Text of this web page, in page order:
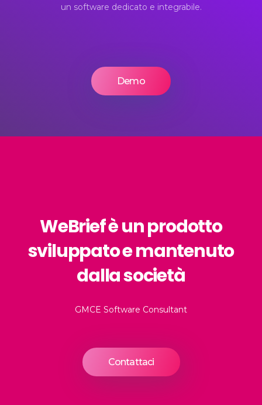
un software dedicato e integrabile.
Demo
WeBrief è un prodotto
sviluppato e mantenuto
dalla società
GMCE Software Consultant
Contattaci